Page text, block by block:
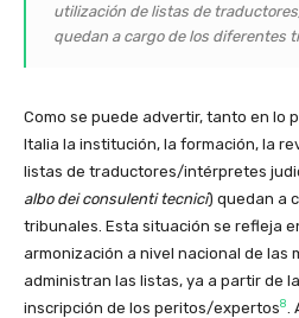
utilización de listas de
quedan a cargo de los diferentes
Como se puede advertir, tanto en lo
Italia la institución, la formación, la
listas de traductores/intérpretes
albo dei consulenti tecnici) quedan a
tribunales. Esta situación se refleja
armonización a nivel nacional de las
administran las listas, ya a partir de
inscripción de los peritos/expertos8